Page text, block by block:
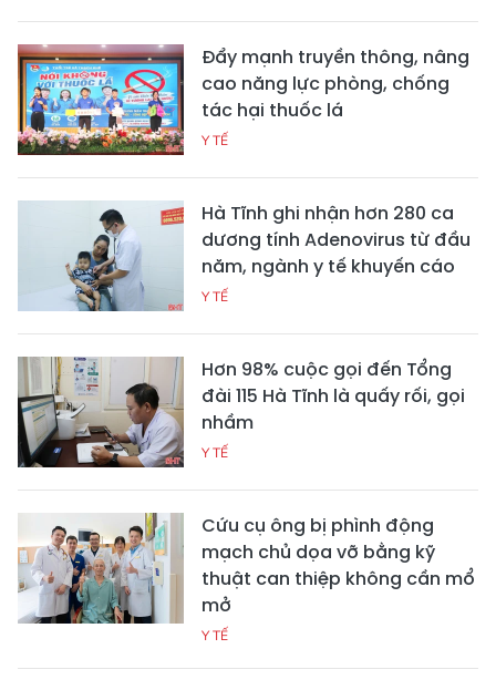
Đẩy mạnh truyền thông, nâng
cao năng lực phòng, chống
tác hại thuốc lá
Y TẾ
Hà Tĩnh ghi nhận hơn 280 ca
dương tính Adenovirus từ đầu
năm, ngành y tế khuyến cáo
Y TẾ
Hơn 98% cuộc gọi đến Tổng
đài 115 Hà Tĩnh là quấy rối, gọi
nhầm
Y TẾ
Cứu cụ ông bị phình động
mạch chủ dọa vỡ bằng kỹ
thuật can thiệp không cần mổ
mở
Y TẾ